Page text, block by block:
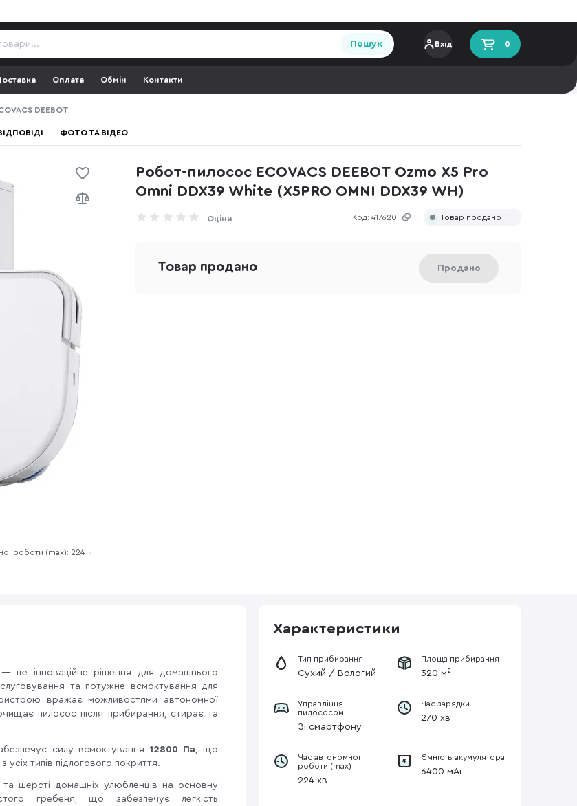
Пошук Вхід 0
Оплата Обмін Контакти
DEEBOT
ФОТО ТА ВІДЕО
Робот-пилосос ECOVACS DEEBOT Ozmo X5 Pro
Omni DDX39 White (X5PRO OMNI DDX39 WH)
Код: 417620
Оціни Товар продано
роботи (max): 224
Товар продано Продано
— це інноваційне рішення для домашнього
та потужне всмоктування для
вражає можливостями автономної
пилосос після прибирання, стирає та
силу всмоктування 12800 Па, що
типів підлогового покриття.
шерсті домашніх улюбленців на основну
гребеня, що забезпечує легкість
Характеристики
Тип прибирання
Сухий / Вологий
Площа прибирання
320 м²
Управління
пилососом
Зі смартфону
Час зарядки
270 хв
Час автономної
роботи (max)
224 хв
Ємність акумулятора
6400 мАг